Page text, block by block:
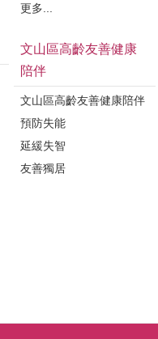
更多...
文山區高齡友善健康
陪伴
文山區高齡友善健康陪伴
預防失能
延緩失智
友善獨居